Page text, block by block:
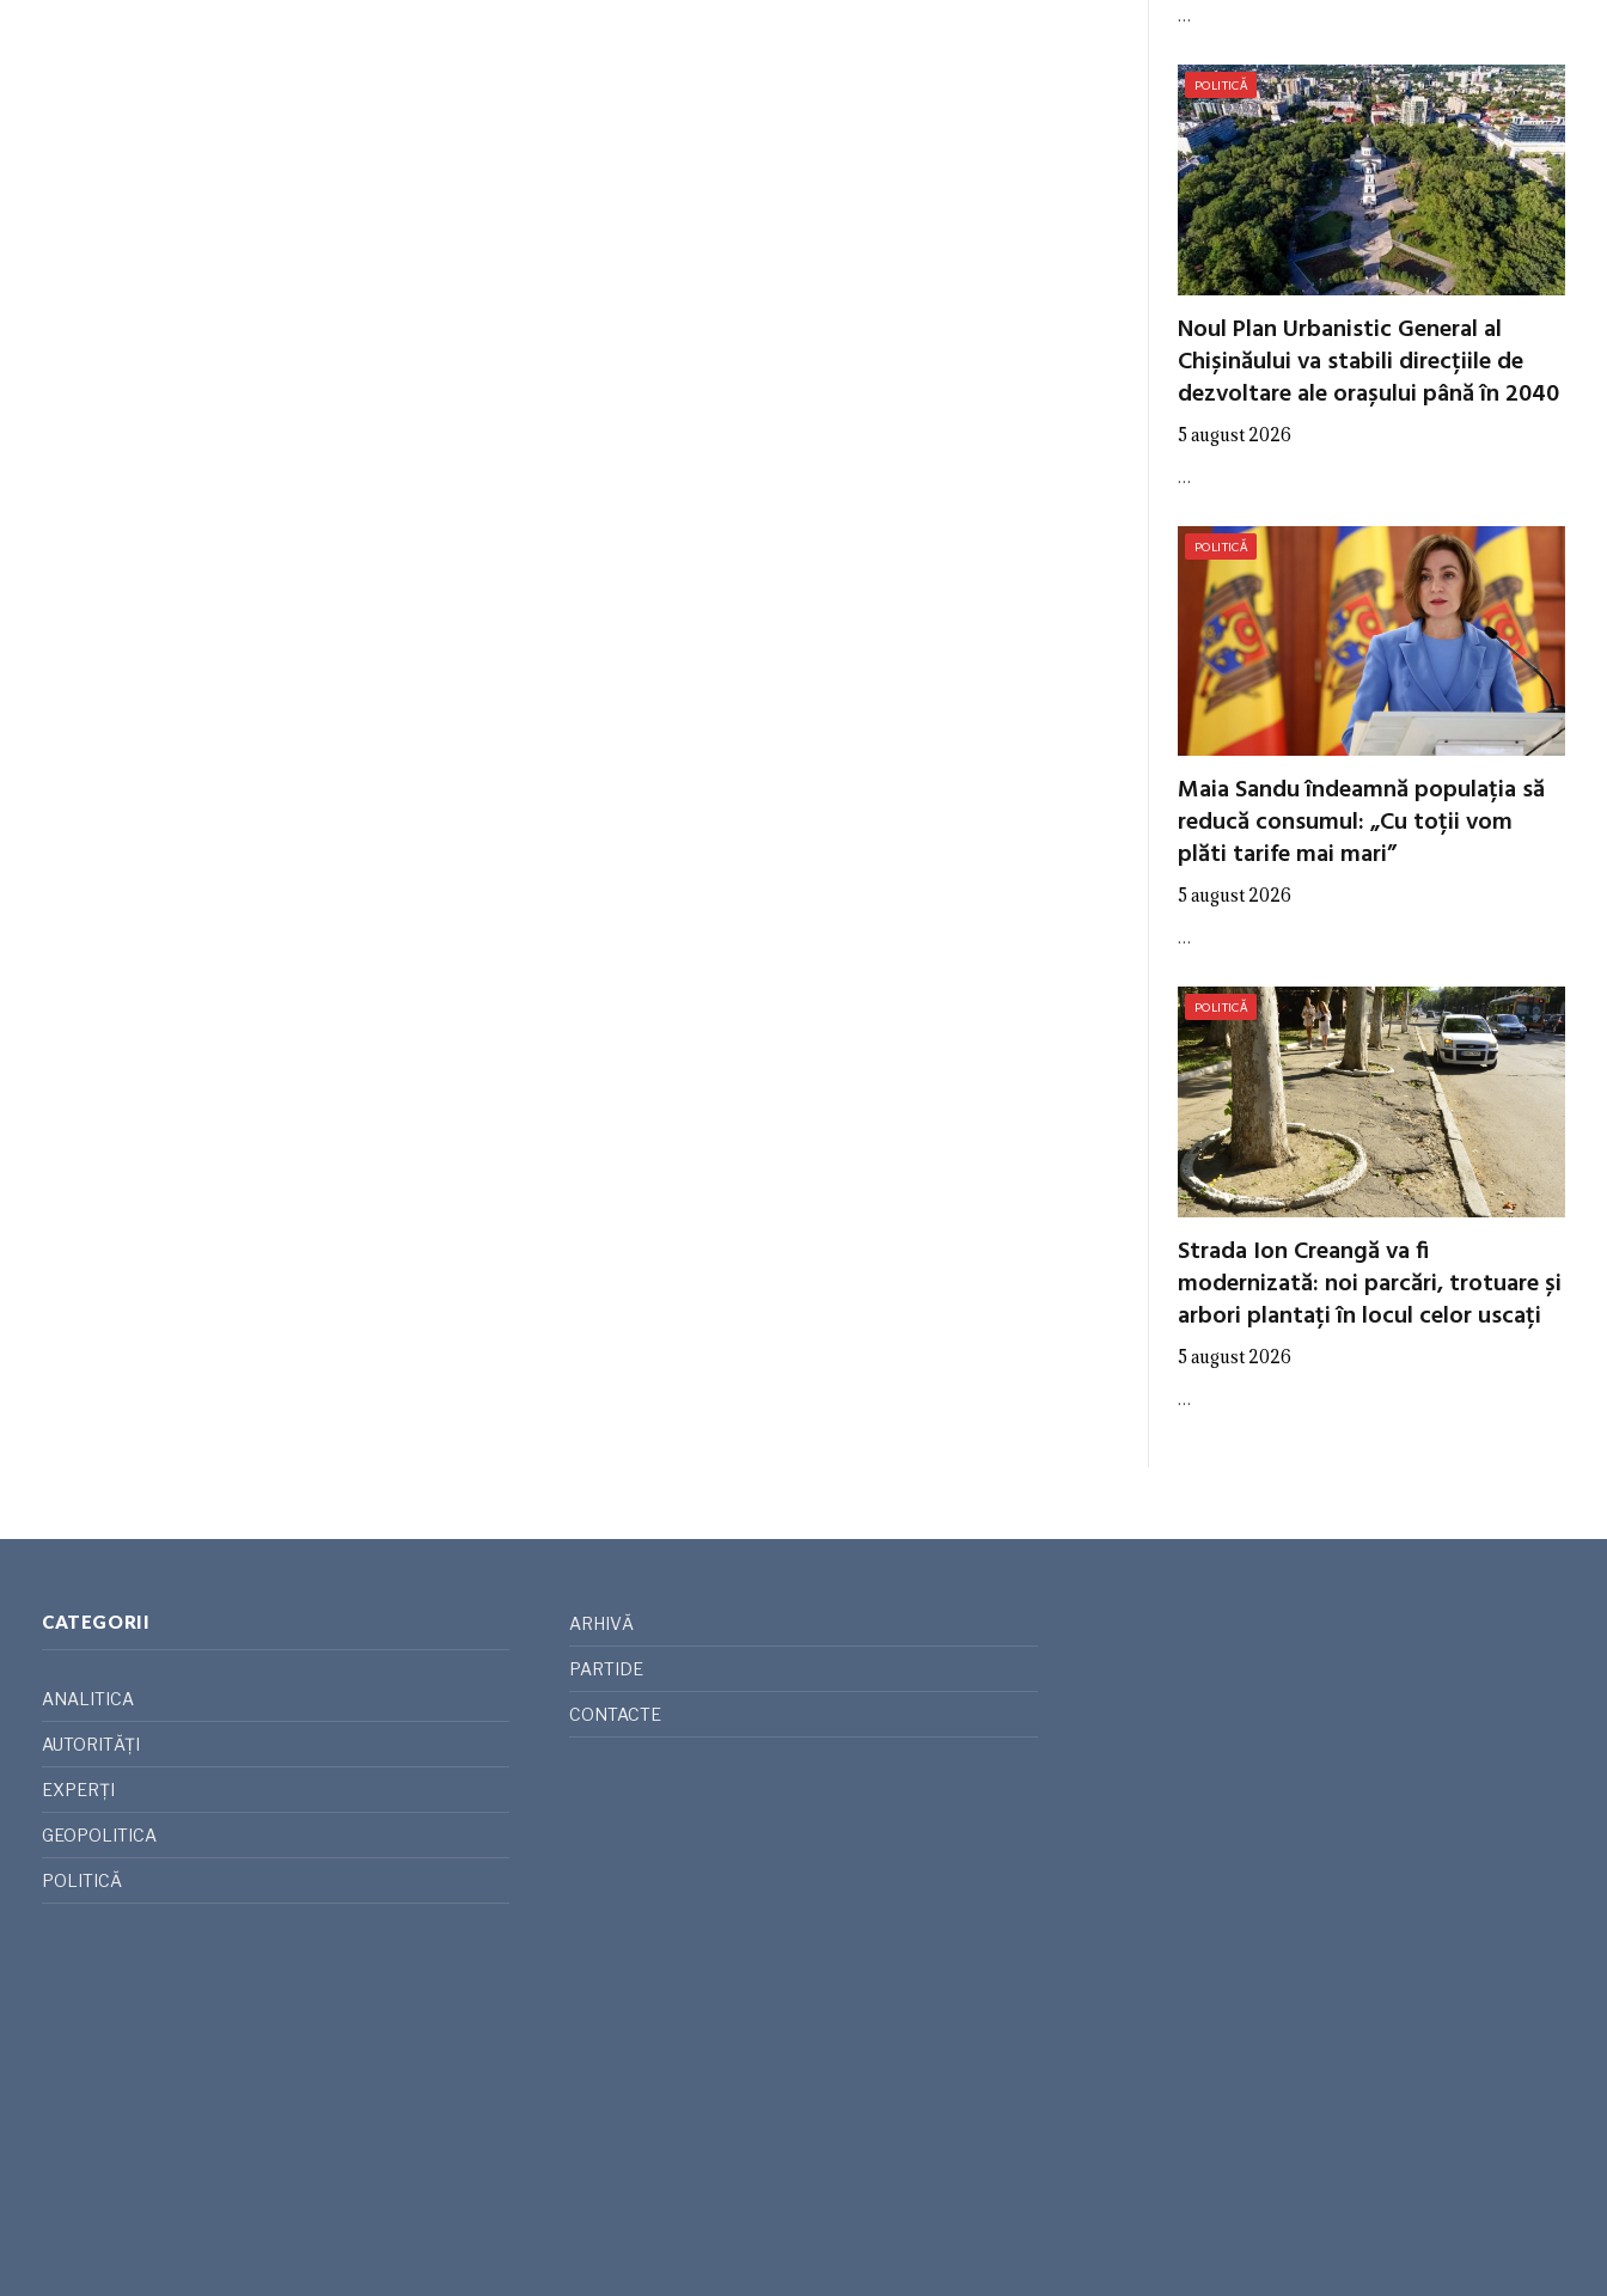
…
POLITICĂ
Noul Plan Urbanistic General al
Chișinăului va stabili direcțiile de
dezvoltare ale orașului până în 2040
5 august 2026
…
POLITICĂ
Maia Sandu îndeamnă populația să
reducă consumul: „Cu toții vom
plăti tarife mai mari”
5 august 2026
…
POLITICĂ
Strada Ion Creangă va fi
modernizată: noi parcări, trotuare și
arbori plantați în locul celor uscați
5 august 2026
…
CATEGORII
ANALITICA
AUTORITĂȚI
EXPERȚI
GEOPOLITICA
POLITICĂ
ARHIVĂ
PARTIDE
CONTACTE